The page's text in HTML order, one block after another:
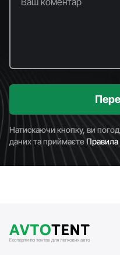
Натискаючи кнопку, ви
даних та приймаєтеПравила